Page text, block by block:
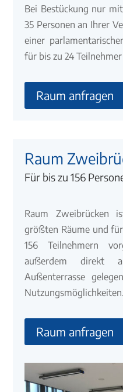
Bei Bestückung nur
35 Personen an Ihrer
einer
für bis zu 24
Raum anfragen
Raum
Für bis zu 156
Raum
größten Räume und
156 Teilnehmern
außerdem direkt
Außenterrasse
Nutzungsmöglichkeiten.
Raum anfragen